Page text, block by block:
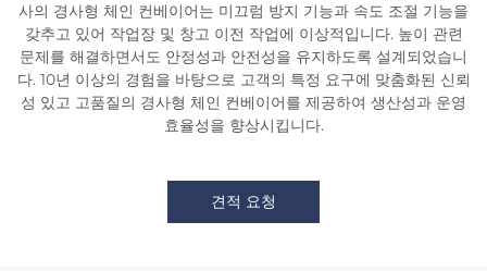
사의 경사형 체인 컨베이어는 미끄럼 방지 기능과 속도 조절 기능을
갖추고 있어 작업장 및 창고 이전 작업에 이상적입니다. 높이 관련
문제를 해결하면서도 안정성과 안전성을 유지하도록 설계되었습니
다. 10년 이상의 경험을 바탕으로 고객의 특정 요구에 맞춤화된 신뢰
성 있고 고품질의 경사형 체인 컨베이어를 제공하여 생산성과 운영
효율성을 향상시킵니다.
견적 요청